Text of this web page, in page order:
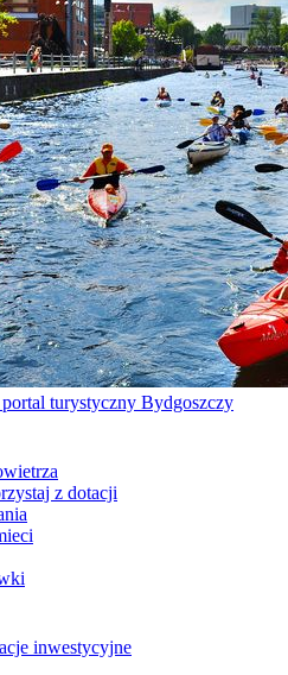
turystyczny Bydgoszczy
z dotacji
inwestycyjne